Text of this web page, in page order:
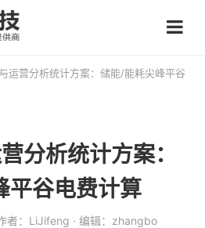
运营分析统计方案：储能/能耗尖峰平谷
分析统计方案：
平谷电费计算
者：LiJifeng · 编辑：zhangbo